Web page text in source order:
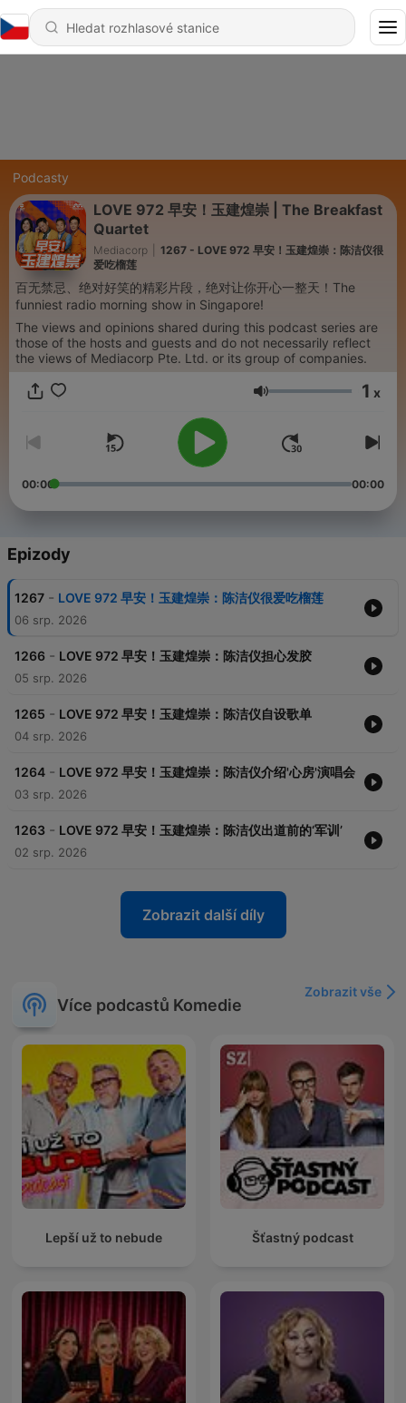
Podcasty
LOVE 972 早安！玉建煌崇 | The Breakfast
Quartet
Mediacorp
1267 - LOVE 972 早安！玉建煌崇：陈洁仪很
爱吃榴莲
百无禁忌、绝对好笑的精彩片段，绝对让你开心一整天！The
funniest radio morning show in Singapore!
The views and opinions shared during this podcast series are
those of the hosts and guests and do not necessarily reflect
the views of Mediacorp Pte. Ltd. or its group of companies.
Hlasitost 1 x
00:00 00:00
Epizody
1267 - LOVE 972 早安！玉建煌崇：陈洁仪很爱吃榴莲
06 srp. 2026
1266 - LOVE 972 早安！玉建煌崇：陈洁仪担心发胶
05 srp. 2026
1265 - LOVE 972 早安！玉建煌崇：陈洁仪自设歌单
04 srp. 2026
1264 - LOVE 972 早安！玉建煌崇：陈洁仪介绍'心房'演唱会
03 srp. 2026
1263 - LOVE 972 早安！玉建煌崇：陈洁仪出道前的‘军训’
02 srp. 2026
Zobrazit další díly
Více podcastů Komedie
Zobrazit vše
Lepší už to nebude Šťastný podcast